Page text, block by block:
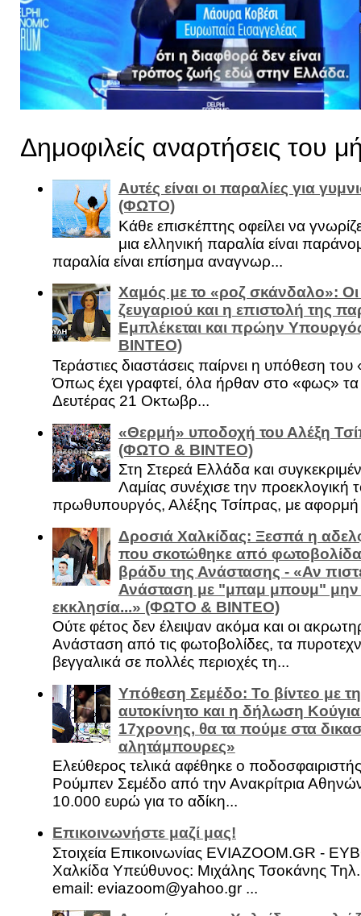
Δημοφιλείς αναρτήσεις του
Αυτές είναι οι παραλίες για
(ΦΩΤΟ)
Κάθε επισκέπτης οφείλει να
μια ελληνική παραλία είναι
παραλία είναι επίσημα αναγνωρ...
Χαμός με το «ροζ σκάνδαλο»: Οι
ζευγαριού και η επιστολή της
Εμπλέκεται και πρώην
ΒΙΝΤΕΟ)
Τεράστιες διαστάσεις παίρνει η υπόθεση
Όπως έχει γραφτεί, όλα ήρθαν στο «φως»
Δευτέρας 21 Οκτωβρ...
«Θερμή» υποδοχή του Αλέξη
(ΦΩΤΟ & ΒΙΝΤΕΟ)
Στη Στερεά Ελλάδα και
Λαμίας συνέχισε την προεκλογική
πρωθυπουργός, Αλέξης Τσίπρας, με αφορμή
Δροσιά Χαλκίδας: Ξεσπά η
που σκοτώθηκε από φωτοβολίδα
βράδυ της Ανάστασης - «Αν
Ανάσταση με "μπαμ μπουμ" μην
εκκλησία...» (ΦΩΤΟ & ΒΙΝΤΕΟ)
Ούτε φέτος δεν έλειψαν ακόμα και οι
Ανάσταση από τις φωτοβολίδες, τα
βεγγαλικά σε πολλές περιοχές τη...
Υπόθεση Σεμέδο: Το βίντεο με
αυτοκίνητο και η δήλωση
17χρονης, θα τα πούμε στα
αλητάμπουρες»
Ελεύθερος τελικά αφέθηκε ο
Ρούμπεν Σεμέδο από την Ανακρίτρια
10.000 ευρώ για το αδίκη...
Επικοινωνήστε μαζί μας!
Στοιχεία Επικοινωνίας EVIAZOOM.GR -
Χαλκίδα Υπεύθυνος: Μιχάλης Τσοκάνης
email: eviazoom@yahoo.gr ...